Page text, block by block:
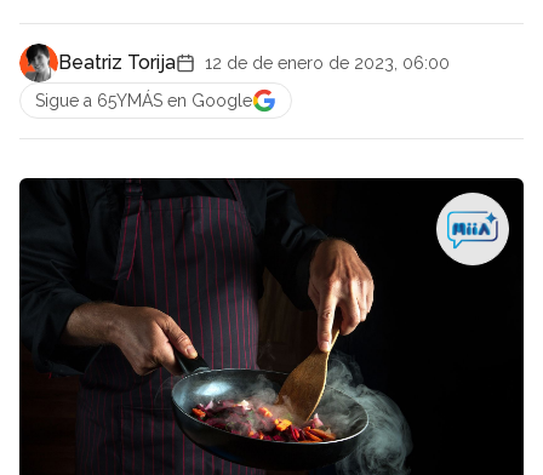
Beatriz Torija
12 de de enero de 2023, 06:00
Sigue a 65YMÁS en Google